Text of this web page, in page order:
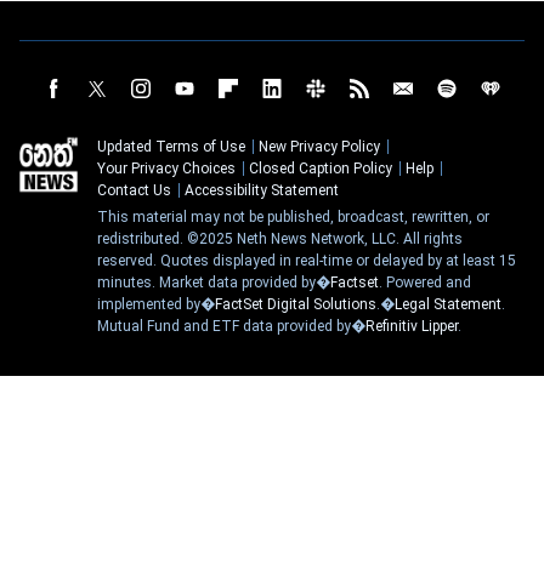
Updated Terms of Use
New Privacy Policy
Your Privacy Choices
Closed Caption Policy
Help
Contact Us
Accessibility Statement
This material may not be published, broadcast, rewritten, or
redistributed. ©2025 Neth News Network, LLC. All rights
reserved. Quotes displayed in real-time or delayed by at least 15
minutes. Market data provided by�Factset. Powered and
implemented by�FactSet Digital Solutions.�Legal Statement.
Mutual Fund and ETF data provided by�Refinitiv Lipper.